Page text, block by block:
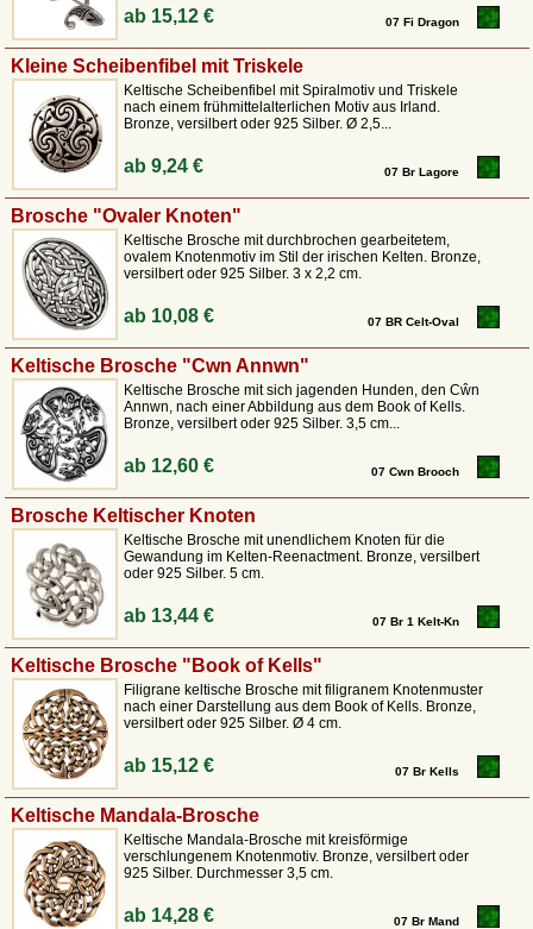
ab 15,12 € 07 Fi Dragon
Kleine Scheibenfibel mit Triskele
Keltische Scheibenfibel mit Spiralmotiv und Triskele
nach einem frühmittelalterlichen Motiv aus Irland.
Bronze, versilbert oder 925 Silber. Ø 2,5...
ab9,24 € 07 Br Lagore
Brosche "Ovaler Knoten"
Keltische Brosche mit durchbrochen gearbeitetem,
ovalem Knotenmotiv im Stil der irischen Kelten. Bronze,
versilbert oder 925 Silber. 3 x 2,2 cm.
ab 10,08 € 07 BR Celt-Oval
Keltische Brosche "Cwn Annwn"
Keltische Brosche mit sich jagenden Hunden, den Cŵn
Annwn, nach einer Abbildung aus dem Book of Kells.
Bronze, versilbert oder 925 Silber. 3,5 cm...
ab 12,60 € 07 Cwn Brooch
Brosche Keltischer Knoten
Keltische Brosche mit unendlichem Knoten für die
Gewandung im Kelten-Reenactment. Bronze, versilbert
oder 925 Silber. 5 cm.
ab 13,44 € 07 Br 1 Kelt-Kn
Keltische Brosche "Book of Kells"
Filigrane keltische Brosche mit filigranem Knotenmuster
nach einer Darstellung aus dem Book of Kells. Bronze,
versilbert oder 925 Silber. Ø 4 cm.
ab 15,12 € 07 Br Kells
Keltische Mandala-Brosche
Keltische Mandala-Brosche mit kreisförmige
verschlungenem Knotenmotiv. Bronze, versilbert oder
925 Silber. Durchmesser 3,5 cm.
ab 14,28 € 07 Br Mand